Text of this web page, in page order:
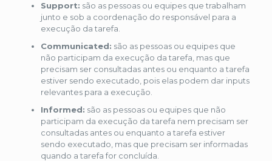
Support: são as pessoas ou equipes que trabalham
junto e sob a coordenação do responsável para a
execução da tarefa.
Communicated: são as pessoas ou equipes que
não participam da execução da tarefa, mas que
precisam ser consultadas antes ou enquanto a tarefa
estiver sendo executado, pois elas podem dar inputs
relevantes para a execução.
Informed: são as pessoas ou equipes que não
participam da execução da tarefa nem precisam ser
consultadas antes ou enquanto a tarefa estiver
sendo executado, mas que precisam ser informadas
quando a tarefa for concluída.